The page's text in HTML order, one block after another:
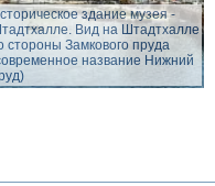
здание музея -
Вид на Штадтхалле
стороны Замкового пруда
название Нижний